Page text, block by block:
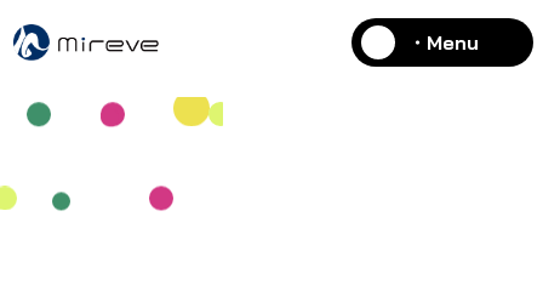
・Menu